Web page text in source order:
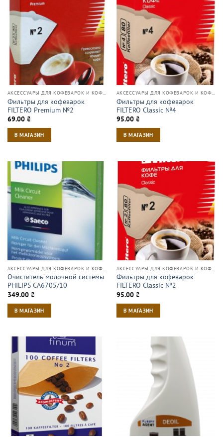
АКСЕССУАРЫ ДЛЯ КОФЕВАРОК И КОФЕМАШИН
Фильтры для кофеварок
FILTERO Premium №2
69.00 ₴
В МАГАЗИН
АКСЕССУАРЫ ДЛЯ КОФЕВАРОК И КОФЕМАШИН
Фильтры для кофеварок
FILTERO Classic №4
95.00 ₴
В МАГАЗИН
АКСЕССУАРЫ ДЛЯ КОФЕВАРОК И КОФЕМАШИН
Очиститель молочной системы
PHILIPS CA6705/10
349.00 ₴
В МАГАЗИН
АКСЕССУАРЫ ДЛЯ КОФЕВАРОК И КОФЕМАШИН
Фильтры для кофеварок
FILTERO Classic №2
95.00 ₴
В МАГАЗИН